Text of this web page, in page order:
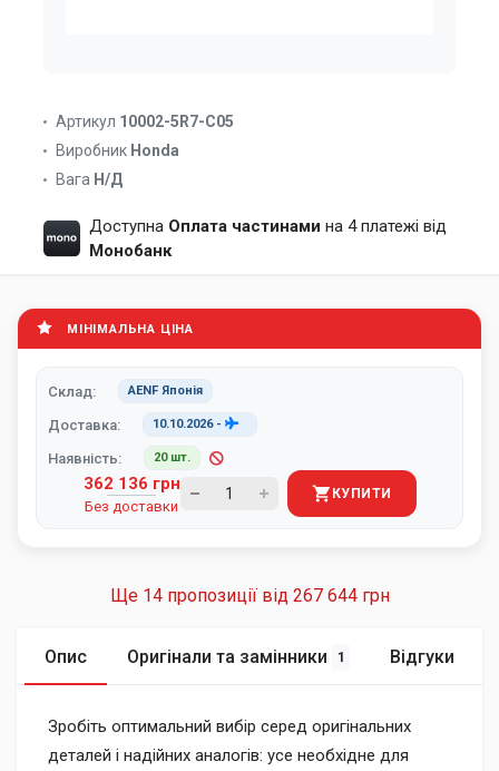
Артикул 10002-5R7-C05
Виробник Honda
Вага Н/Д
Доступна Оплата частинами на 4 платежі від
Монобанк
МІНІМАЛЬНА ЦІНА
Склад: AENF Японія
Доставка: 10.10.2026-
Наявність: 20 шт.
362 136 грн
Без доставки
КУПИТИ
Ще 14 пропозиції від 267 644 грн
Опис Оригінали та замінники 1 Відгуки
Зробіть оптимальний вибір серед оригінальних
деталей і надійних аналогів: усе необхідне для